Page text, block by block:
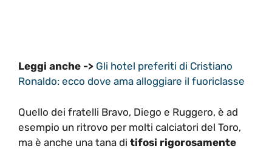
Leggi anche -> Gli hotel preferiti di Cristiano
Ronaldo: ecco dove ama alloggiare il fuoriclasse
Quello dei fratelli Bravo, Diego e Ruggero, è ad
esempio un ritrovo per molti calciatori del Toro,
ma è anche una tana di tifosi rigorosamente